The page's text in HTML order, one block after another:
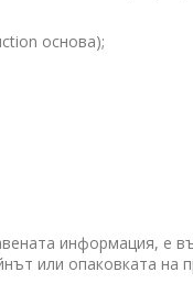
основа);
информация, е
или опаковката на